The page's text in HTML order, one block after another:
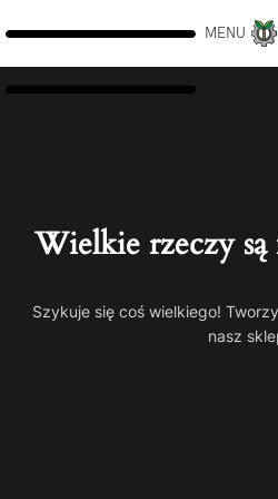
MENU
Wielkie rzeczy
Szykuje się coś wielkiego!
nasz